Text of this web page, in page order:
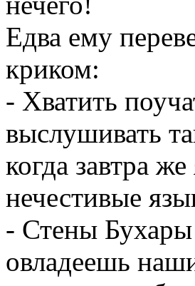
Едва ему
криком:
- Хватить
выслушивать
когда завтра
нечестивые
- Стены Бухары
овладеешь